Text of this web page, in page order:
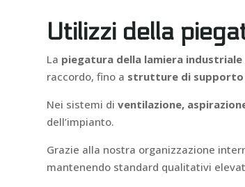
Utilizzi della
La piegatura della lamiera industriale
raccordo, fino a strutture di supporto
Nei sistemi diventilazione,
dell’impianto.
Grazie alla nostra organizzazione
mantenendo standard qualitativi